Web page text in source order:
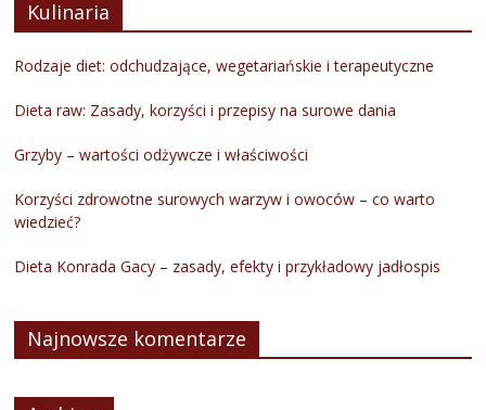
Kulinaria
Rodzaje diet: odchudzające, wegetariańskie i terapeutyczne
Dieta raw: Zasady, korzyści i przepisy na surowe dania
Grzyby – wartości odżywcze i właściwości
Korzyści zdrowotne surowych warzyw i owoców – co warto
wiedzieć?
Dieta Konrada Gacy – zasady, efekty i przykładowy jadłospis
Najnowsze komentarze